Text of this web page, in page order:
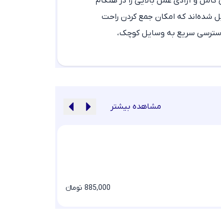
شده‌اند که امکان جمع کردن راحت
دسترسی سریع به وسایل کوچک،
مشاهده بیشتر
885,000 تومانء